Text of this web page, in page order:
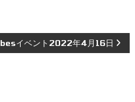
イベント2022年4月16日